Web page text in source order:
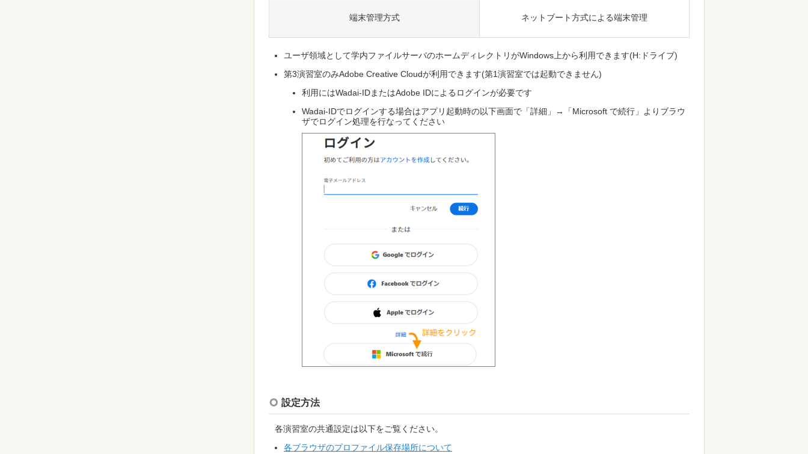
端末管理方式 ネットブート方式による端末管理
ユーザ領域として学内ファイルサーバのホームディレクトリがWindows上から利用できます(H:ドライブ)
第3演習室のみAdobe Creative Cloudが利用できます(第1演習室では起動できません)
利用にはWadai-IDまたはAdobe IDによるログインが必要です
Wadai-IDでログインする場合はアプリ起動時の以下画面で「詳細」→「Microsoft で続行」よりブラウ
ザでログイン処理を行なってください
設定方法
各演習室の共通設定は以下をご覧ください。
各ブラウザのプロファイル保存場所について